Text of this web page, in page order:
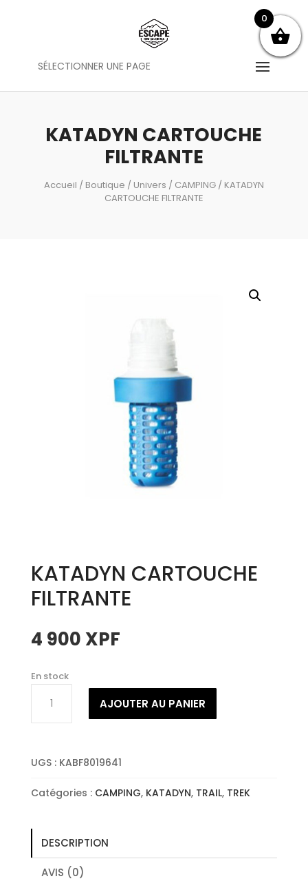
SÉLECTIONNER UNE PAGE
KATADYN CARTOUCHE
FILTRANTE
Accueil / Boutique / Univers / CAMPING/ KATADYN
CARTOUCHE FILTRANTE
KATADYN CARTOUCHE
FILTRANTE
4 900 XPF
En stock
KATADYN
AJOUTER AU PANIER
UGS : KABF8019641
Catégories : CAMPING, KATADYN, TRAIL, TREK
DESCRIPTION
AVIS (0)
0